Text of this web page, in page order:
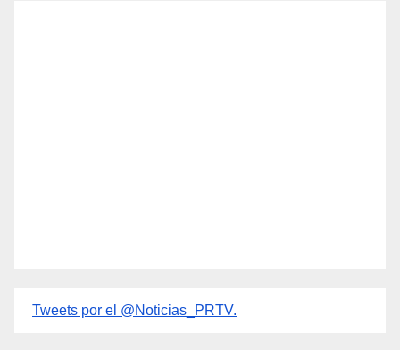
Tweets por el @Noticias_PRTV.